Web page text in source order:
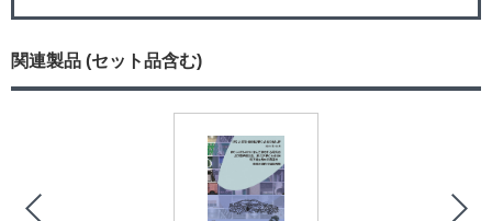
関連製品 (セット品含む)